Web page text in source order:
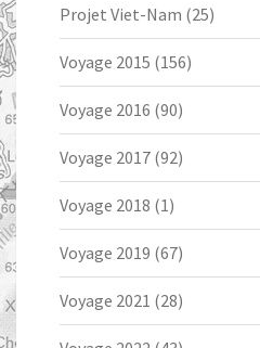
Projet Viet-Nam (25)
Voyage 2015 (156)
Voyage 2016 (90)
Voyage 2017 (92)
Voyage 2018 (1)
Voyage 2019 (67)
Voyage 2021 (28)